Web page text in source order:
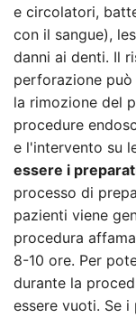
e circolatori,
con il sangue),
danni ai denti. Il
perforazione può
la rimozione del
procedure
e l'intervento su
essere i
processo di
pazienti viene
procedura
8-10 ore. Per
durante la
essere vuoti. Se